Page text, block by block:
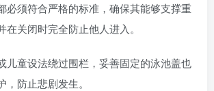
必须符合严格的标准，确保其能够支撑重
关闭时完全防止他人进入。
儿童设法绕过围栏，妥善固定的泳池盖也
防止悲剧发生。